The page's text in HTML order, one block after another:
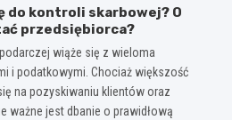
do kontroli skarbowej? O
przedsiębiorca?
wiąże się z wieloma
i podatkowymi. Chociaż większość
na pozyskiwaniu klientów oraz
ważne jest dbanie o prawidłową